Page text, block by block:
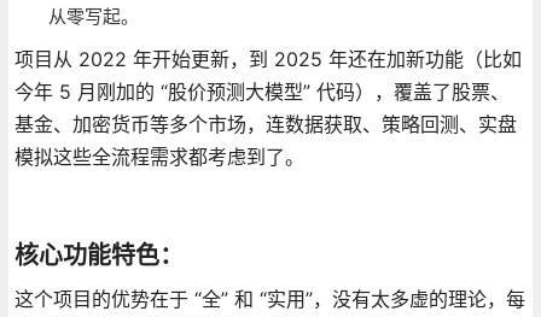
从零写起。
项目从 2022 年开始更新，到 2025 年还在加新功能（比如
今年 5 月刚加的 “股价预测大模型” 代码），覆盖了股票、
基金、加密货币等多个市场，连数据获取、策略回测、实盘
模拟这些全流程需求都考虑到了。
核心功能特色：
这个项目的优势在于 “全” 和 “实用”，没有太多虚的理论，每